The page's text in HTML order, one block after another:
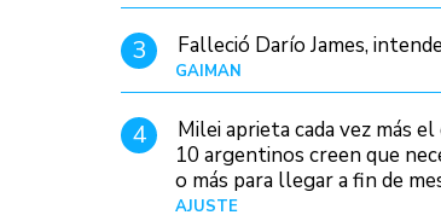
3 Falleció Darío James,
GAIMAN
4
Milei aprieta cada vez más
10 argentinos creen que
o más para llegar a fin de
AJUSTE